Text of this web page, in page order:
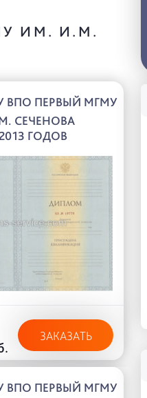
ИМ. И.М.
ВПО ПЕРВЫЙ МГМУ
СЕЧЕНОВА
ГОДОВ
ЗАКАЗАТЬ
ВПО ПЕРВЫЙ МГМУ